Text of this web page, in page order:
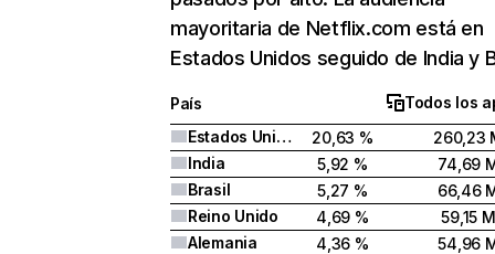
mayoritaria de Netflix.com está en
Estados Unidos seguido de India y
País
Todos los
Estados Unidos
20,63 %
260,23
India
5,92 %
74,69
Brasil
5,27 %
66,46
Reino Unido
4,69 %
59,15 M
Alemania
4,36 % 54,96